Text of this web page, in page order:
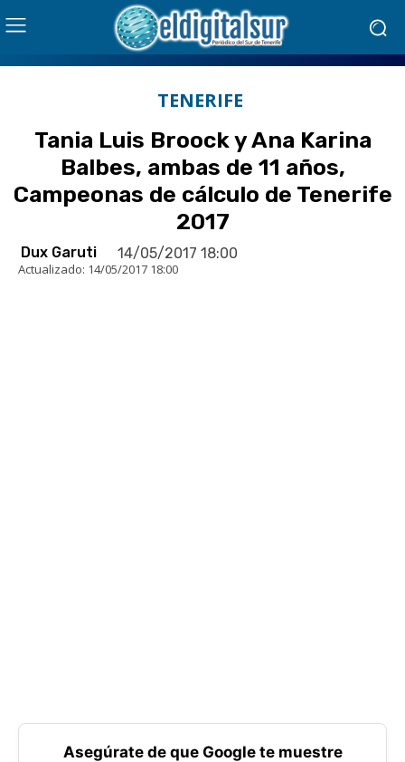
TENERIFE
Tania Luis Broock y Ana Karina
Balbes, ambas de 11 años,
Campeonas de cálculo de Tenerife
2017
Dux Garuti 14/05/2017 18:00
Actualizado: 14/05/2017 18:00
Asegúrate de que Google te muestre